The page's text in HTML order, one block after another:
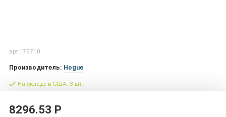
арт.: 75710
Производитель: Hogue
На складе в США: 3 шт.
8296.53 Р